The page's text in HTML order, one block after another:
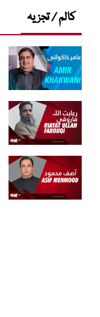
کالم / تجزیہ